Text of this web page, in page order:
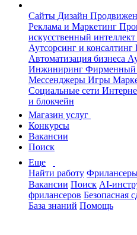
Сайты Дизайн
Реклама и Маркетинг
искусственный интеллект
Аутсорсинг и консалтинг
Автоматизация бизнеса
Инжиниринг Фирменный
Мессенджеры Игры
Социальные сети
и блокчейн
Магазин услуг
Конкурсы
Вакансии
Поиск
Еще
Найти работу
Вакансии Поиск AI-
фрилансеров Безопасная
База знаний Помощь